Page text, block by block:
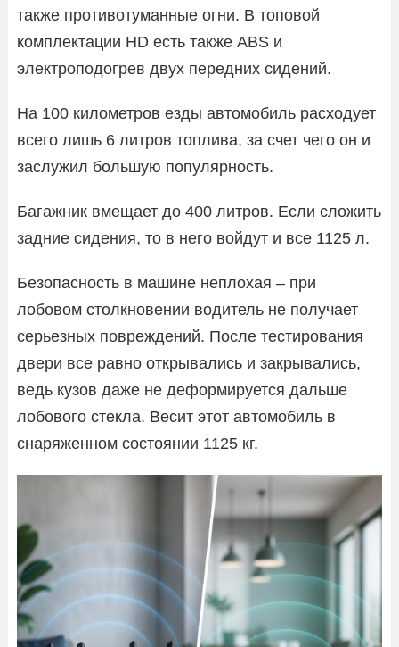
также противотуманные огни. В топовой
комплектации HD есть также ABS и
электроподогрев двух передних сидений.
На 100 километров езды автомобиль расходует
всего лишь 6 литров топлива, за счет чего он и
заслужил большую популярность.
Багажник вмещает до 400 литров. Если сложить
задние сидения, то в него войдут и все 1125 л.
Безопасность в машине неплохая – при
лобовом столкновении водитель не получает
серьезных повреждений. После тестирования
двери все равно открывались и закрывались,
ведь кузов даже не деформируется дальше
лобового стекла. Весит этот автомобиль в
снаряженном состоянии 1125 кг.